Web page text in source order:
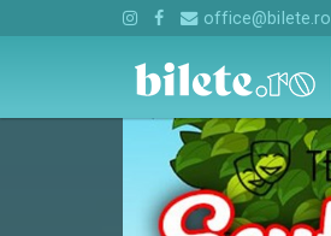
office@bilete.ro